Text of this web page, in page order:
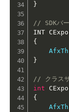
}
// SDKバー
INT
{
}
// クラス
int
{